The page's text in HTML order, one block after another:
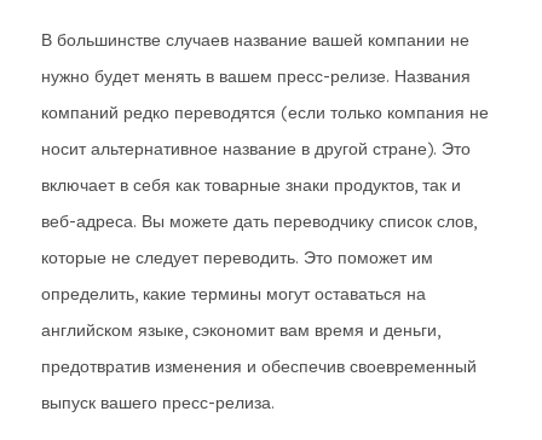
В большинстве случаев название вашей компании не
нужно будет менять в вашем пресс-релизе. Названия
компаний редко переводятся (если только компания не
носит альтернативное название в другой стране). Это
включает в себя как товарные знаки продуктов, так и
веб-адреса. Вы можете дать переводчику список слов,
которые не следует переводить. Это поможет им
определить, какие термины могут оставаться на
английском языке, сэкономит вам время и деньги,
предотвратив изменения и обеспечив своевременный
выпуск вашего пресс-релиза.